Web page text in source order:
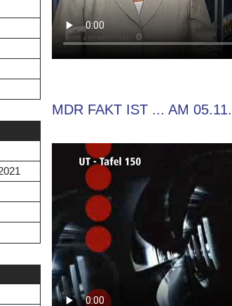
MDR FAKT IST ... AM